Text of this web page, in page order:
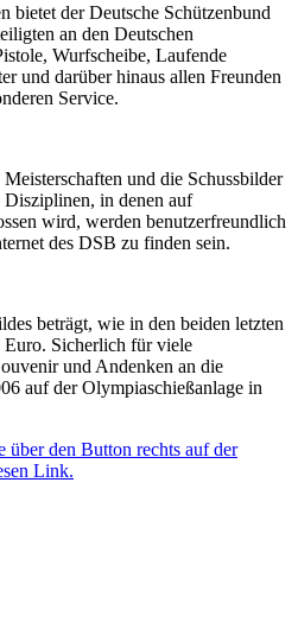
bietet der Deutsche Schützenbund
an den Deutschen
Wurfscheibe, Laufende
und darüber hinaus allen Freunden
Service.
und die Schussbilder
Disziplinen, in denen auf
wird, werden benutzerfreundlich
des DSB zu finden sein.
beträgt, wie in den beiden letzten
Euro. Sicherlich für viele
und Andenken an die
auf der Olympiaschießanlage in
über den Button rechts auf der
Link.